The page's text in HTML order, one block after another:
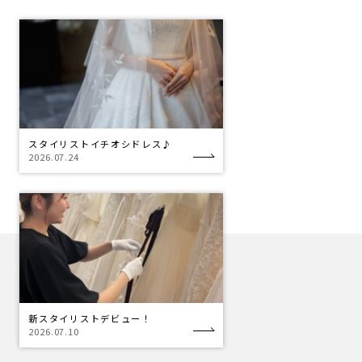
スタイリストイチオシドレス♪
2026.07.24
新スタイリストデビュー！
2026.07.10